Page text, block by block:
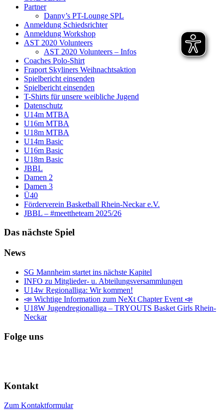
Partner
Danny’s PT-Lounge SPL
Anmeldung Schiedsrichter
Anmeldung Workshop
AST 2020 Volunteers
AST 2020 Volunteers – Infos
Coaches Polo-Shirt
Fraport Skyliners Weihnachtsaktion
Spielbericht einsenden
Spielbericht einsenden
T-Shirts für unsere weibliche Jugend
Datenschutz
U14m MTBA
U16m MTBA
U18m MTBA
U14m Basic
U16m Basic
U18m Basic
JBBL
Damen 2
Damen 3
Ü40
Förderverein Basketball Rhein-Neckar e.V.
JBBL – #meettheteam 2025/26
Das nächste Spiel
News
SG Mannheim startet ins nächste Kapitel
INFO zu Mitglieder- u. Abteilungsversammlungen
U14w Regionalliga: Wir kommen!
📣 Wichtige Information zum NeXt Chapter Event 📣
U18W Jugendregionalliga – TRYOUTS Basket Girls Rhein-
Neckar
Folge uns
Kontakt
Zum Kontaktformular